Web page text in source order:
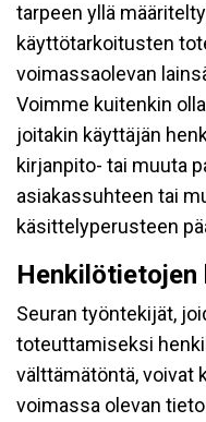
tarpeen yllä
käyttötarkoitusten
voimassaolevan
Voimme kuitenkin
joitakin käyttäjän
kirjanpito- tai muuta
asiakassuhteen tai
käsittelyperusteen
Seuran työntekijät,
toteuttamiseksi
välttämätöntä, voivat
voimassa olevan